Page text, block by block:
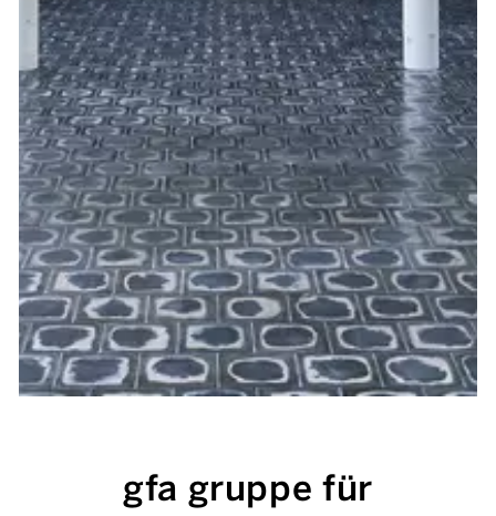
gfa gruppe für